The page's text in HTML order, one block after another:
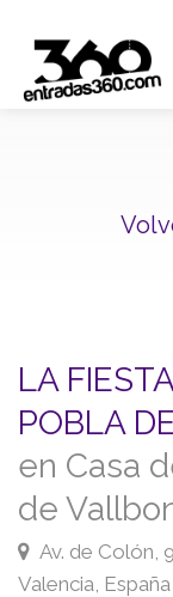
LA
POBLA
en Casa
de
Av. de Colón,
Valencia, España